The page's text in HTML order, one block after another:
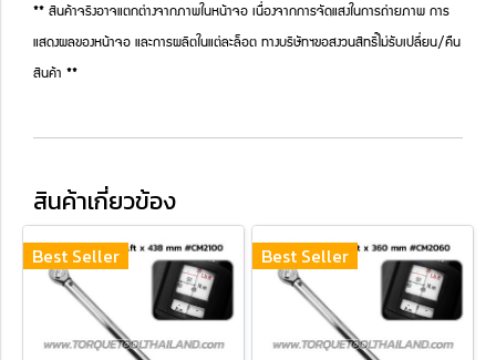
** สินค้าจริงอาจแตกต่างจากภาพในหน้าจอ เนื่องจากการจัดแสงในการถ่ายภาพ การ
แสดงผลของหน้าจอ และการผลิตในแต่ละล็อต ทางบริษัทฯขอสงวนสิทธิ์ไม่รับเปลี่ยน/คืน
สินค้า **
สินค้าเกี่ยวข้อง
Best Seller Best Seller